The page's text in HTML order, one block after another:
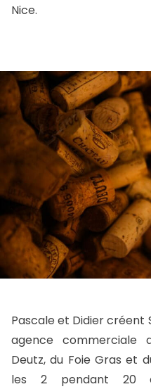
Nice.
Pascale et Didier créent
agence commerciale
Deutz, du Foie Gras et
les 2 pendant 20